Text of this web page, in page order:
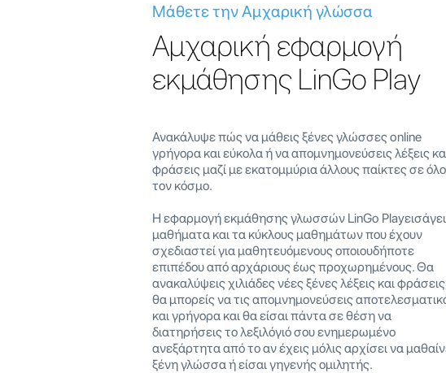
Μάθετε την Αμχαρική γλώσσα
Αμχαρική εφαρμογή
εκμάθησης LinGo Play
Ανακάλυψε πώς να μάθεις ξένες γλώσσες online
γρήγορα και εύκολα ή να απομνημονεύσεις λέξεις
φράσεις μαζί με εκατομμύρια άλλους παίκτες σε όλο
τον κόσμο.
Η εφαρμογή εκμάθησης γλωσσών LinGo Playεισάγει
μαθήματα και τα κύκλους μαθημάτων που έχουν
σχεδιαστεί για μαθητευόμενους οποιουδήποτε
επιπέδου από αρχάριους έως προχωρημένους. Θα
ανακαλύψεις χιλιάδες νέες ξένες λέξεις και
θα μπορείς να τις απομνημονεύσεις
και γρήγορα και θα είσαι πάντα σε θέση να
διατηρήσεις το λεξιλόγιό σου ενημερωμένο
ανεξάρτητα από το αν έχεις μόλις αρχίσει να
ξένη γλώσσα ή είσαι γηγενής ομιλητής.